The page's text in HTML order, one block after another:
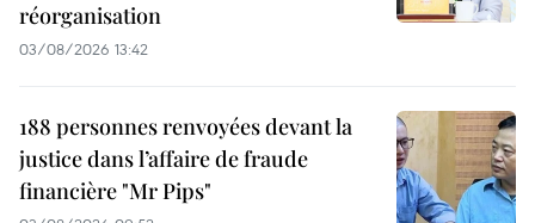
réorganisation
03/08/2026 13:42
188 personnes renvoyées devant la
justice dans l’affaire de fraude
financière "Mr Pips"